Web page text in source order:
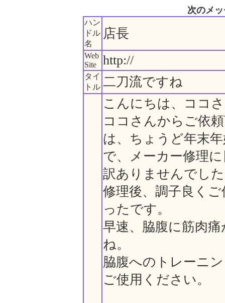
次のメ
ハン
ドル
名
店長
Web
Site
http://
タイ
トル 二刀流ですね
こんにちは、ココ
ココさんからご依
は、ちょうど年末
で、メーカー修理
訳ありませんでし
修理後、調子良く
ったです。
早速、脇腹に筋肉
ね。
脇腹へのトレーニ
ご使用ください。